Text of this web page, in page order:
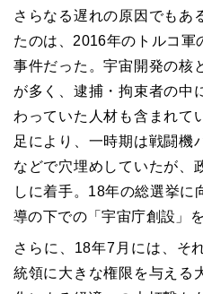
さらなる遅れの原因でもあ
たのは、2016年のトルコ軍
事件だった。宇宙開発の核
が多く、逮捕・拘束者の中
わっていた人材も含まれて
足により、一時期は戦闘機
などで穴埋めしていたが、
しに着手。18年の総選挙に
導の下での「宇宙庁創設」を
さらに、18年7月には、そ
統領に大きな権限を与える